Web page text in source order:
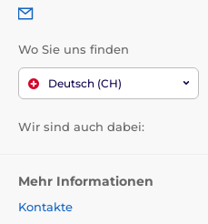
Wo Sie uns finden
Deutsch (CH)
Wir sind auch dabei:
Mehr Informationen
Kontakte